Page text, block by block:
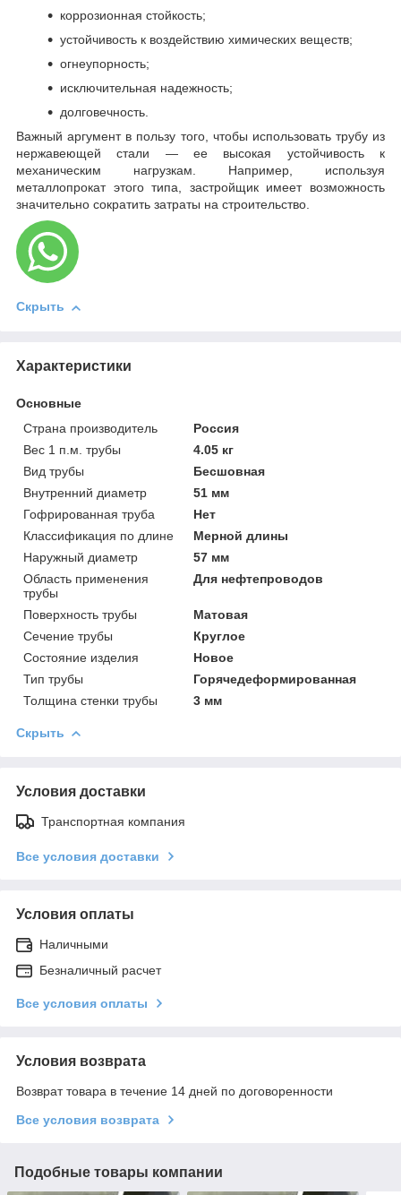
коррозионная стойкость;
устойчивость к воздействию химических веществ;
огнеупорность;
исключительная надежность;
долговечность.
Важный аргумент в пользу того, чтобы использовать трубу из
нержавеющей стали — ее высокая устойчивость к
механическим нагрузкам. Например, используя
металлопрокат этого типа, застройщик имеет возможность
значительно сократить затраты на строительство.
Скрыть
Характеристики
Основные
Страна производитель
Россия
Вес 1 п.м. трубы
4.05 кг
Вид трубы
Бесшовная
Внутренний диаметр
51 мм
Гофрированная труба
Нет
Классификация по длине
Мерной длины
Наружный диаметр
57 мм
Область применения
трубы
Для нефтепроводов
Поверхность трубы
Матовая
Сечение трубы
Круглое
Состояние изделия
Новое
Тип трубы
Горячедеформированная
Толщина стенки трубы
3 мм
Скрыть
Условия доставки
Транспортная компания
Все условия доставки
Условия оплаты
Наличными
Безналичный расчет
Все условия оплаты
Условия возврата
Возврат товара в течение 14 дней по договоренности
Все условия возврата
Подобные товары компании